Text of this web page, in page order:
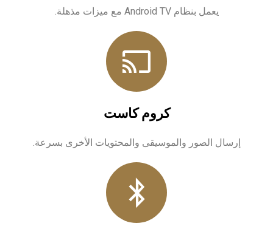
يعمل بنظام Android TV مع ميزات مذهلة.
كروم كاست
إرسال الصور والموسيقى والمحتويات الأخرى بسرعة.